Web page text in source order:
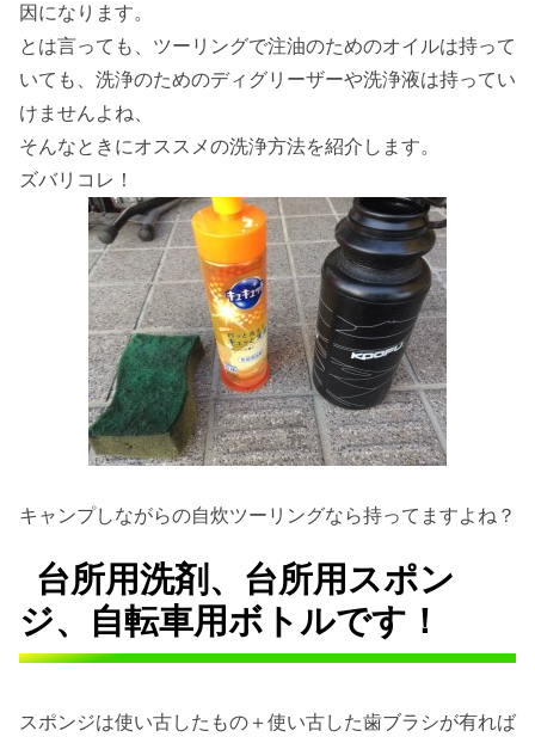
因になります。
とは言っても、ツーリングで注油のためのオイルは持って
いても、洗浄のためのディグリーザーや洗浄液は持ってい
けませんよね、
そんなときにオススメの洗浄方法を紹介します。
ズバリコレ！
キャンプしながらの自炊ツーリングなら持ってますよね？
台所用洗剤、台所用スポン
ジ、自転車用ボトルです！
スポンジは使い古したもの＋使い古した歯ブラシが有れば